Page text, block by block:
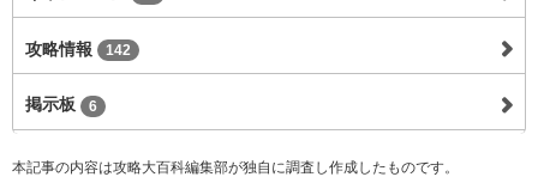
攻略情報 142
掲示板 6
本記事の内容は攻略大百科編集部が独自に調査し作成したものです。